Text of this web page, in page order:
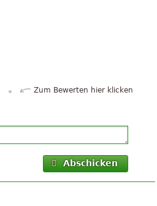
Zum Bewerten hier klicken
Abschicken